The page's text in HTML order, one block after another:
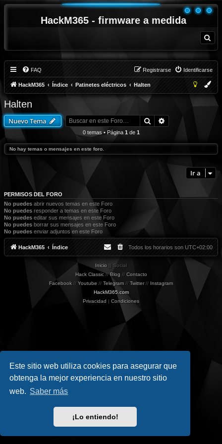
Este sitio web utiliza cookies para asegurar que
obtenga la mejor experiencia en nuestro sitio
web. Saber más
¡Lo entiendo!
HackM365 - firmware a medida
u
FAQ Identificarse
Registrarse
HackM365 Índice Patinetes eléctricos Halten
Halten
Nuevo Tema Buscar
0 temas • Página 1 de 1
No hay temas o mensajes en este foro.
Ir a
PERMISOS DEL FORO
No puedes abrir nuevos temas en este Foro
No puedes responder a temas en este Foro
No puedes editar sus mensajes en este Foro
No puedes borrar sus mensajes en este Foro
No puedes enviar adjuntos en este Foro
HackM365 Índice Todos los horarios son UTC+02:00
Inicio || Social
Hack Classic//Blog // Contacto
Facebook // Youtube // Telegram // Twitter// Instagram
HackM365.com
Privacidad | Condiciones